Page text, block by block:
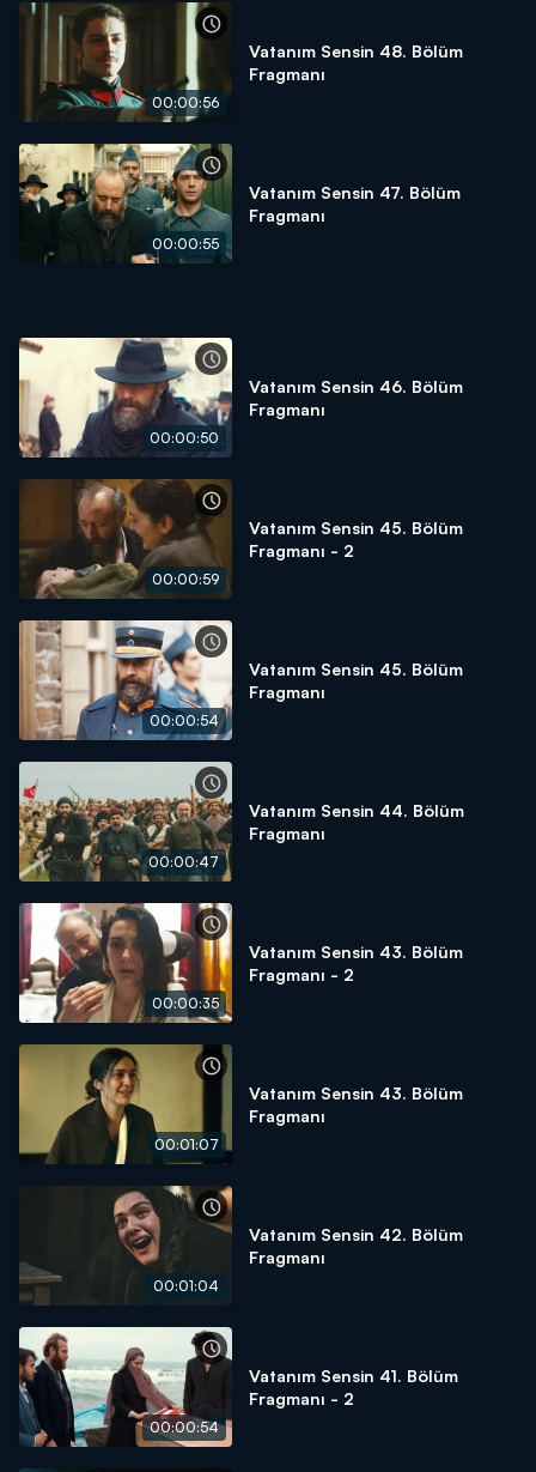
00:00:56
Vatanım Sensin 48. Bölüm
Fragmanı
00:00:55
Vatanım Sensin 47. Bölüm
Fragmanı
00:00:50
Vatanım Sensin 46. Bölüm
Fragmanı
00:00:59
Vatanım Sensin 45. Bölüm
Fragmanı - 2
00:00:54
Vatanım Sensin 45. Bölüm
Fragmanı
00:00:47
Vatanım Sensin 44. Bölüm
Fragmanı
00:00:35
Vatanım Sensin 43. Bölüm
Fragmanı - 2
00:01:07
Vatanım Sensin 43. Bölüm
Fragmanı
00:01:04
Vatanım Sensin 42. Bölüm
Fragmanı
00:00:54
Vatanım Sensin 41. Bölüm
Fragmanı - 2